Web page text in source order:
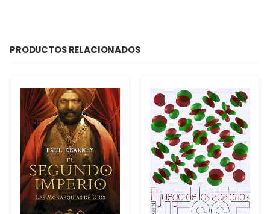
PRODUCTOS RELACIONADOS